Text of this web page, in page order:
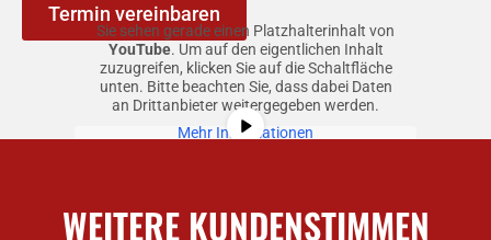
Termin vereinbaren
Sie sehen gerade einen Platzhalterinhalt von
YouTube. Um auf den eigentlichen Inhalt
zuzugreifen, klicken Sie auf die Schaltfläche
unten. Bitte beachten Sie, dass dabei Daten
an Drittanbieter weitergegeben werden.
Mehr Informationen
Erforderlichen Service akzeptieren
WEITERE KUNDENSTIMMEN